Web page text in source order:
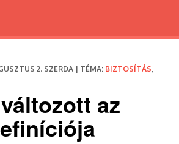
2. SZERDA | TÉMA: BIZTOSÍTÁS
az